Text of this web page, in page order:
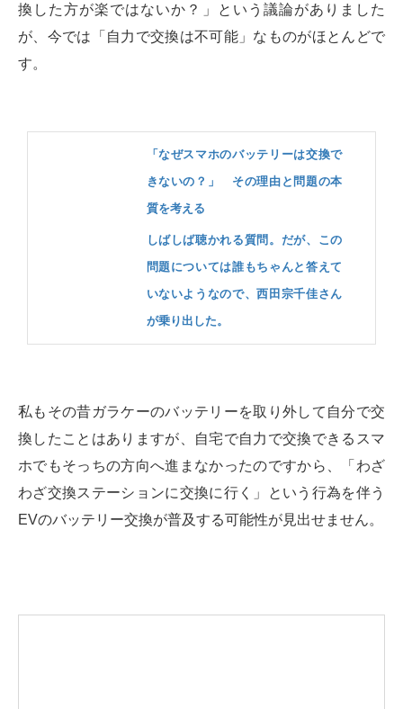
換した方が楽ではないか？」という議論がありました
が、今では「自力で交換は不可能」なものがほとんどで
す。
「なぜスマホのバッテリーは交換で
きないの？」 その理由と問題の本
質を考える
しばしば聴かれる質問。だが、この
問題については誰もちゃんと答えて
いないようなので、西田宗千佳さん
が乗り出した。
私もその昔ガラケーのバッテリーを取り外して自分で交
換したことはありますが、自宅で自力で交換できるスマ
ホでもそっちの方向へ進まなかったのですから、「わざ
わざ交換ステーションに交換に行く」という行為を伴う
EVのバッテリー交換が普及する可能性が見出せません。